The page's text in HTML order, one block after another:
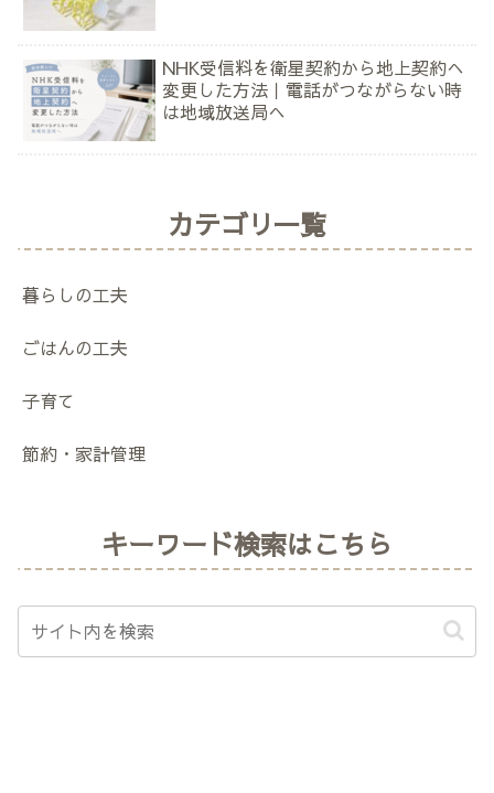
NHK受信料を衛星契約から地上契約へ
変更した方法｜電話がつながらない時
は地域放送局へ
カテゴリ一覧
暮らしの工夫
ごはんの工夫
子育て
節約・家計管理
キーワード検索はこちら